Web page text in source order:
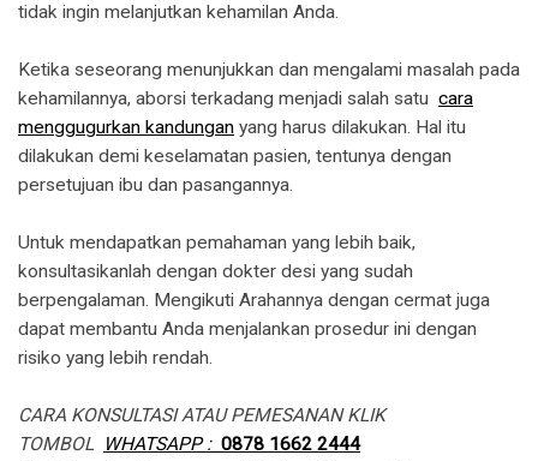
tidak ingin melanjutkan kehamilan Anda.
Ketika seseorang menunjukkan dan mengalami masalah pada
kehamilannya, aborsi terkadang menjadi salah satu cara
menggugurkan kandungan yang harus dilakukan. Hal itu
dilakukan demi keselamatan pasien, tentunya dengan
persetujuan ibu dan pasangannya.
Untuk mendapatkan pemahaman yang lebih baik,
konsultasikanlah dengan dokter desi yang sudah
berpengalaman. Mengikuti Arahannya dengan cermat juga
dapat membantu Anda menjalankan prosedur ini dengan
risiko yang lebih rendah.
CARA KONSULTASI ATAU PEMESANAN KLIK
TOMBOL
WHATSAPP : 0878 1662 2444